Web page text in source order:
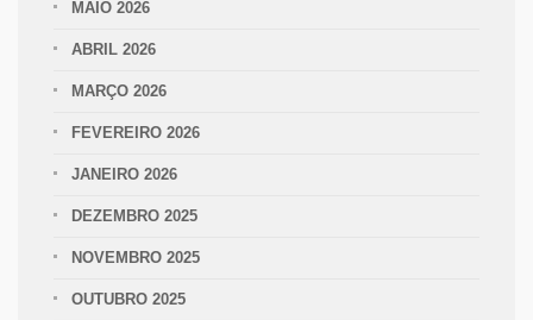
MAIO 2026
ABRIL 2026
MARÇO 2026
FEVEREIRO 2026
JANEIRO 2026
DEZEMBRO 2025
NOVEMBRO 2025
OUTUBRO 2025